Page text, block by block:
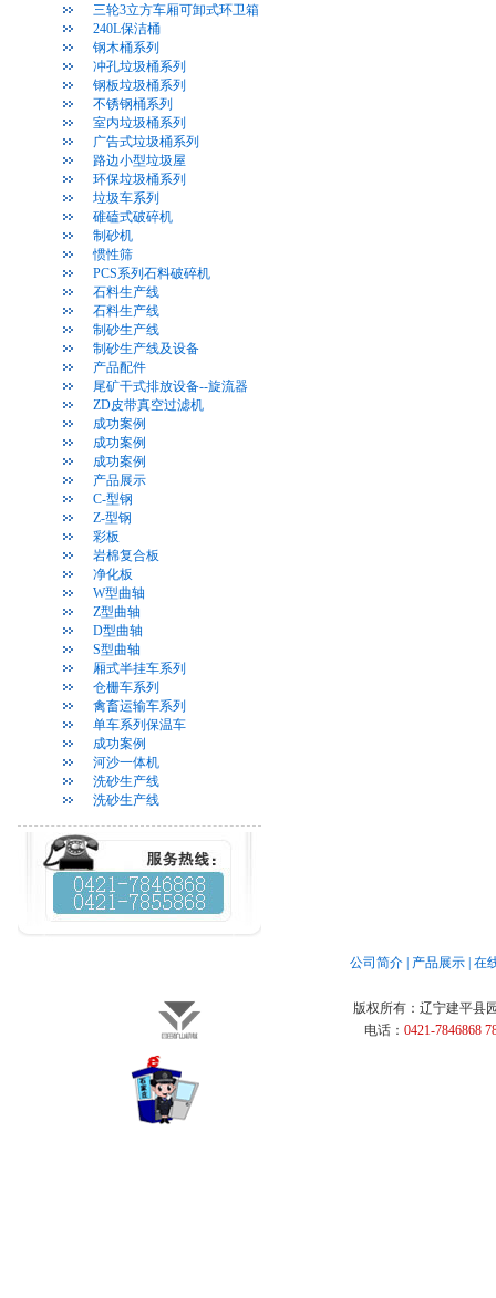
三轮3立方车厢可卸式环卫箱
240L保洁桶
钢木桶系列
冲孔垃圾桶系列
钢板垃圾桶系列
不锈钢桶系列
室内垃圾桶系列
广告式垃圾桶系列
路边小型垃圾屋
环保垃圾桶系列
垃圾车系列
碓磕式破碎机
制砂机
惯性筛
PCS系列石料破碎机
石料生产线
石料生产线
制砂生产线
制砂生产线及设备
产品配件
尾矿干式排放设备--旋流器
ZD皮带真空过滤机
成功案例
成功案例
成功案例
产品展示
C-型钢
Z-型钢
彩板
岩棉复合板
净化板
W型曲轴
Z型曲轴
D型曲轴
S型曲轴
厢式半挂车系列
仓栅车系列
禽畜运输车系列
单车系列保温车
成功案例
河沙一体机
洗砂生产线
洗砂生产线
公司简介| 产品展示| 在
版权所有： 辽宁建平县
电话： 0421-7846868